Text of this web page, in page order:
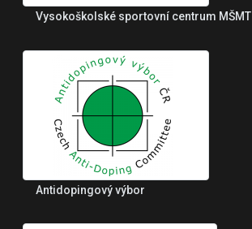
Vysokoškolské sportovní centrum MŠMT
Antidopingový výbor